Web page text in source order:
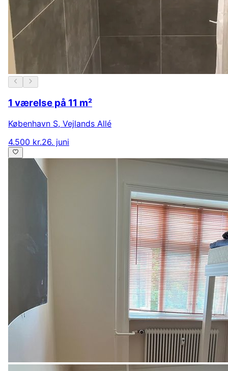
1 værelse på 11 m²
København S, Vejlands Allé
4.500 kr.26. juni